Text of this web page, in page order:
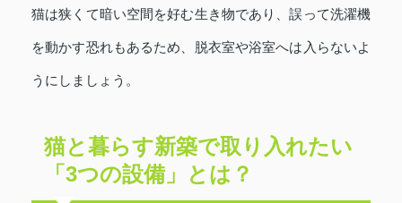
猫は狭くて暗い空間を好む生き物であり、誤って洗濯機
を動かす恐れもあるため、脱衣室や浴室へは入らないよ
うにしましょう。
猫と暮らす新築で取り入れたい
「3つの設備」とは？